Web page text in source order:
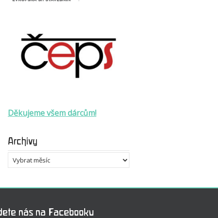
Děkujeme všem dárcům!
Archivy
Archivy
nás na Facebooku